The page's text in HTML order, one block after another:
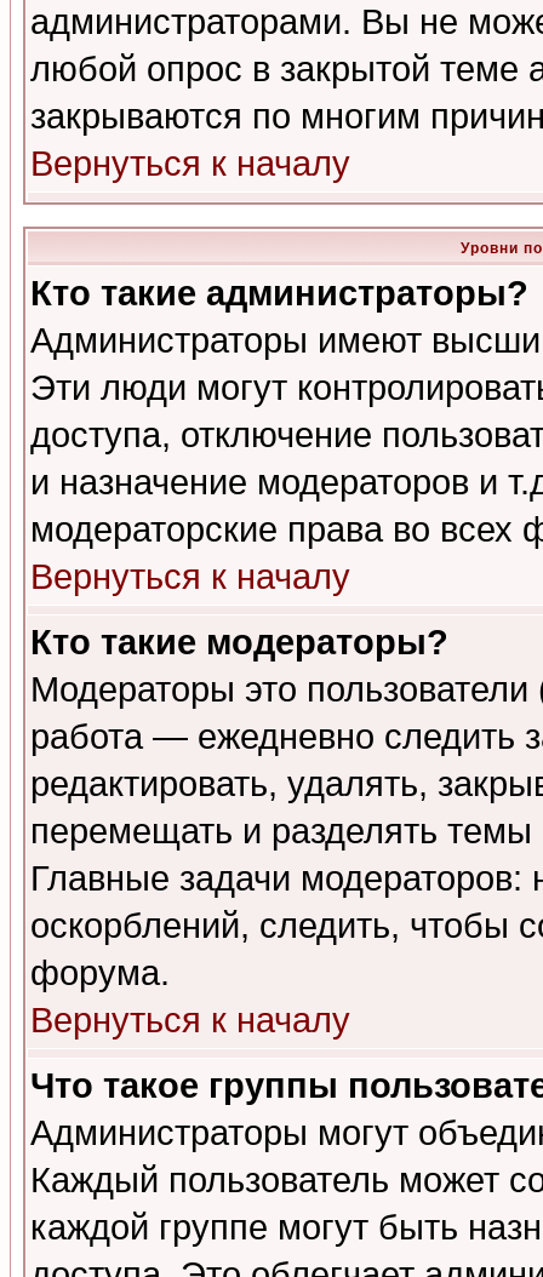
администраторами. Вы не
любой опрос в закрытой теме
закрываются по многим
Вернуться к началу
Уровни
Кто такие администраторы?
Администраторы имеют
Эти люди могут
доступа, отключение
и назначение модераторов и
модераторские права во всех
Вернуться к началу
Кто такие модераторы?
Модераторы это
работа — ежедневно следить
редактировать, удалять,
перемещать и разделять
Главные задачи
оскорблений, следить, чтобы
форума.
Вернуться к началу
Что такое группы
Администраторы могут
Каждый пользователь может
каждой группе могут быть